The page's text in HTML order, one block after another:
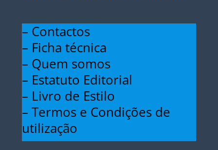
– Contactos
– Ficha técnica
– Quem somos
– Estatuto Editorial
– Livro de Estilo
– Termos e Condições de
utilização